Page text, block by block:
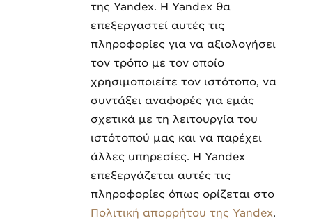
της Yandex. Η Yandex θα
επεξεργαστεί αυτές τις
πληροφορίες για να αξιολογήσει
τον τρόπο με τον οποίο
χρησιμοποιείτε τον ιστότοπο, να
συντάξει αναφορές για εμάς
σχετικά με τη λειτουργία του
ιστότοπού μας και να παρέχει
άλλες υπηρεσίες. Η Yandex
επεξεργάζεται αυτές τις
πληροφορίες όπως ορίζεται στο
Πολιτική απορρήτου της Yandex.